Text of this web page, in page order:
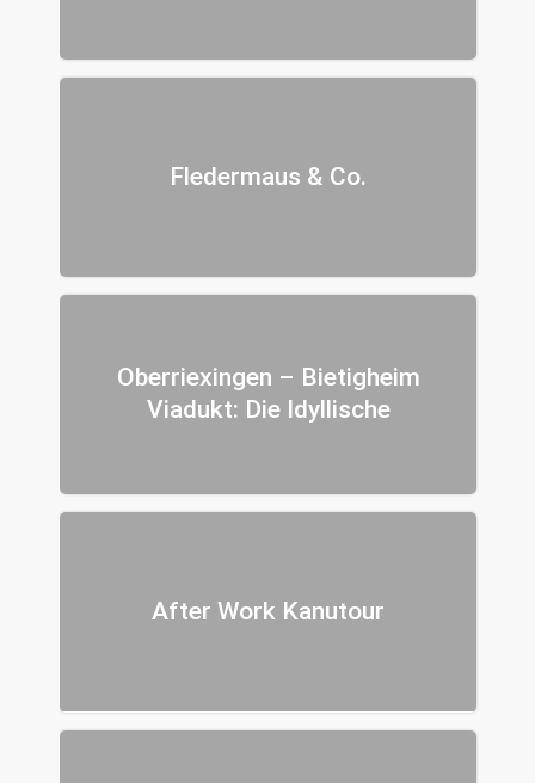
Fledermaus & Co.
Oberriexingen – Bietigheim
Viadukt: Die Idyllische
After Work Kanutour